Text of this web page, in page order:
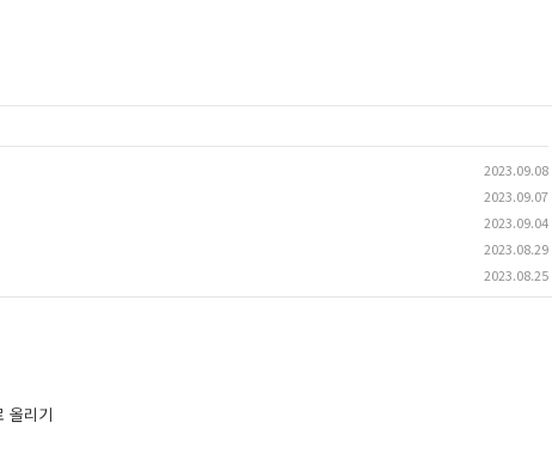
2023.09.08
2023.09.07
2023.09.04
2023.08.29
2023.08.25
올리기